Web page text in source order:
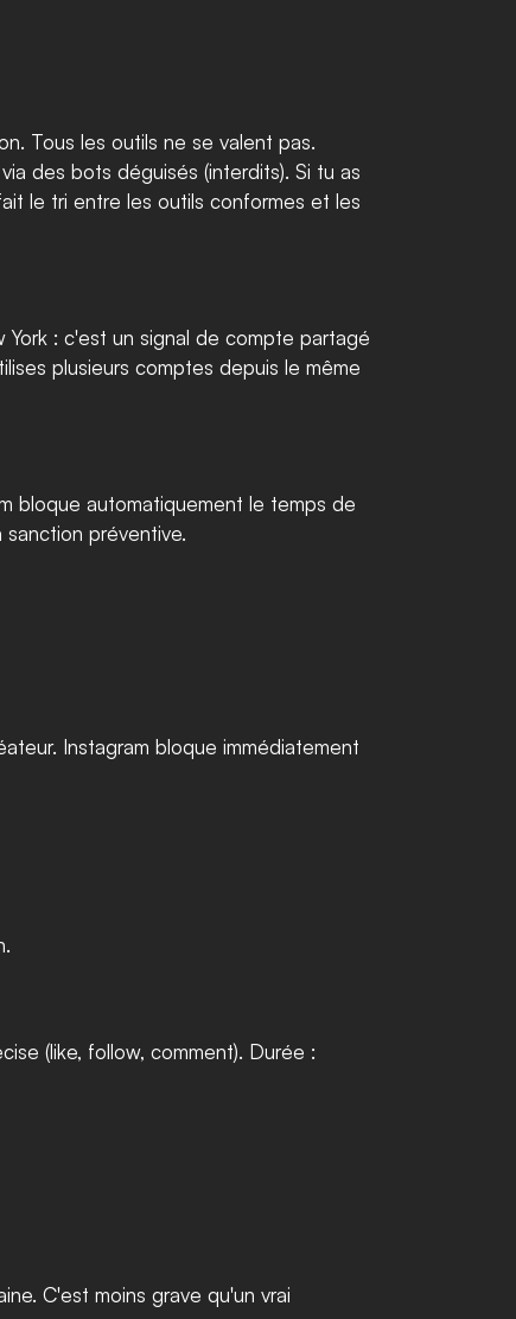
Tous les outils ne se valent pas.
des bots déguisés (interdits). Si tu as
le tri entre les outils conformes et les
: c'est un signal de compte partagé
plusieurs comptes depuis le même
bloque automatiquement le temps de
préventive.
Instagram bloque immédiatement
(like, follow, comment). Durée :
C'est moins grave qu'un vrai